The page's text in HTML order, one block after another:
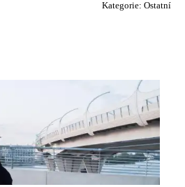
Kategorie: Ostatní